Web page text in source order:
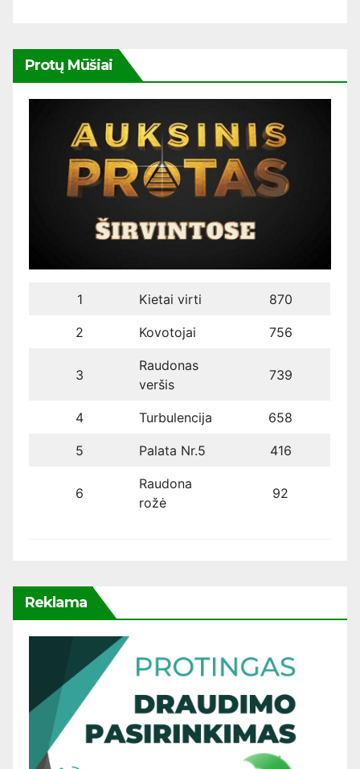
Protų Mūšiai
1 Kietai virti 870
2 Kovotojai 756
3
Raudonas
veršis
739
4 Turbulencija 658
5 Palata Nr.5 416
6
Raudona
rožė
92
Reklama